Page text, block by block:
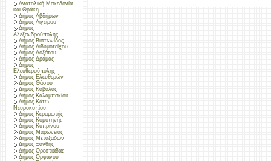
Ανατολική Μακεδονία
και Θράκη
Δήμος Αβδήρων
Δήμος Αιγείρου
Δήμος
Αλεξανδρούπολης
Δήμος Βιστωνίδος
Δήμος Διδυμοτείχου
Δήμος Δοξάτου
Δήμος Δράμας
Δήμος
Ελευθερούπολης
Δήμος Ελευθερών
Δήμος Θάσου
Δήμος Καβάλας
Δήμος Καλαμπακίου
Δήμος Κάτω
Νευροκοπίου
Δήμος Κεραμωτής
Δήμος Κομοτηνής
Δήμος Κυπρίνου
Δήμος Μαρωνείας
Δήμος Μεταξάδων
Δήμος Ξάνθης
Δήμος Ορεστιάδας
Δήμος Ορφανού